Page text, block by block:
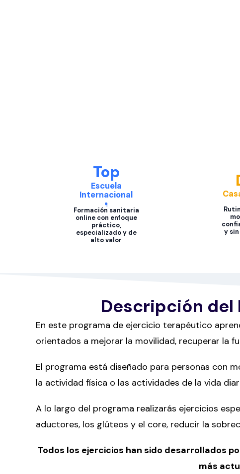
Top
Escuela
Internacional
Formación sanitaria
online con enfoque
práctico,
especializado y de
alto valor
y
Descripción del
En este programa de ejercicio terapéutico
orientados a mejorar la movilidad, recuperar la
El programa está diseñado para personas con
la actividad física o las actividades de la vida
A lo largo del programa realizarás ejercicios
aductores, los glúteos y el core, reducir la
Todos los ejercicios han sido desarrollados
más